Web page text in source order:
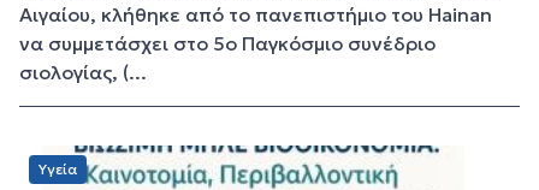
Αιγαίου, κλήθηκε από το πανεπιστήμιο του Hainan
να συμμετάσχει στο 5ο Παγκόσμιο συνέδριο
σιολογίας, (...
Υγεία